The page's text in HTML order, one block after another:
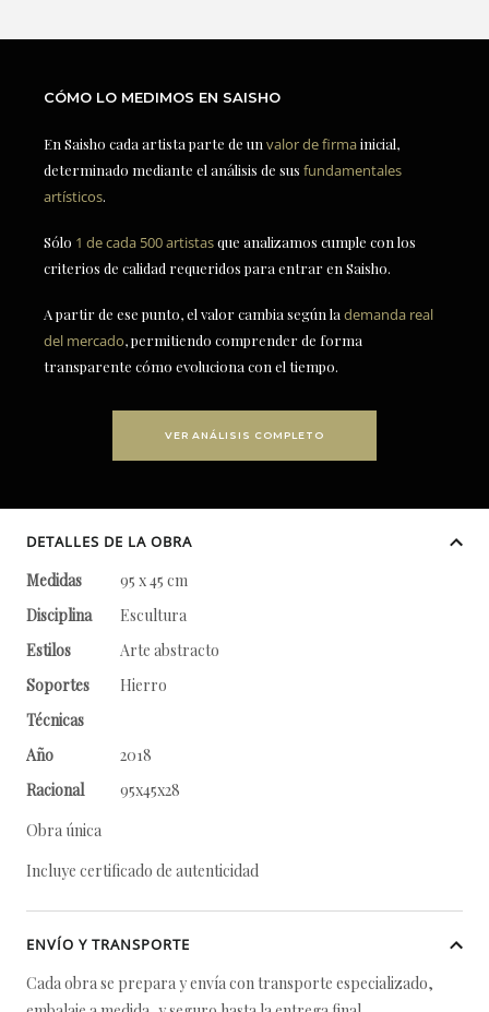
CÓMO LO MEDIMOS EN SAISHO
En Saisho cada artista parte de un valor de firmainicial,
determinado mediante el análisis de sus fundamentales
artísticos.
Sólo 1 de cada 500 artistasque analizamos cumple con los
criterios de calidad requeridos para entrar en Saisho.
A partir de ese punto, el valor cambia según la demanda real
del mercado, permitiendo comprender de forma
transparente cómo evoluciona con el tiempo.
VER ANÁLISIS COMPLETO
DETALLES DE LA OBRA
Medidas
95 x 45 cm
Disciplina
Escultura
Estilos
Arte abstracto
Soportes
Hierro
Técnicas
Año
2018
Racional
95x45x28
Obra única
Incluye certificado de autenticidad
ENVÍO Y TRANSPORTE
Cada obra se prepara y envía con transporte especializado,